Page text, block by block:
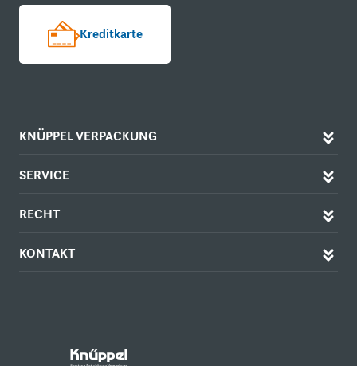
Kreditkarte
KNÜPPEL VERPACKUNG
SERVICE
RECHT
KONTAKT